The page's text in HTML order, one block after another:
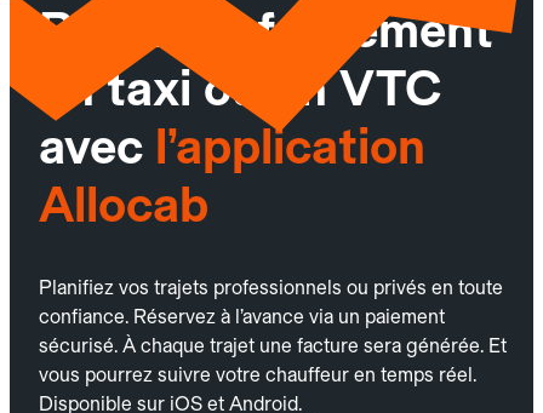
Réservez facilement
un taxi ou un VTC
avec l’application
Allocab
Planifiez vos trajets professionnels ou privés en toute
confiance. Réservez à l’avance via un paiement
sécurisé. À chaque trajet une facture sera générée. Et
vous pourrez suivre votre chauffeur en temps réel.
Disponible sur iOS et Android.